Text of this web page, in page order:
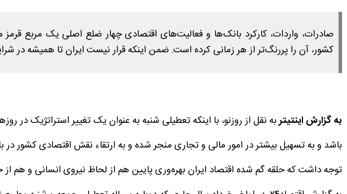
کشور، آن را پررنگ‌تر از هر زمانی کرده است. ضمن اینکه قرار نیست ایران تا همیشه در
به گزارش اینتیتربه نقل از روزنو، با اینکه تعطیلی شنبه به عنوان یک تغییر استراتژیک در
باشد و به تسهیل بیشتر در امور مالی و تجاری منجر شده و به ارتقاء نقش اقتصادی کشور
توجه داشت که حلقه گم شده اقتصاد ایران بهره‌وری پایین هم از لحاظ نیروی انسانی و هم